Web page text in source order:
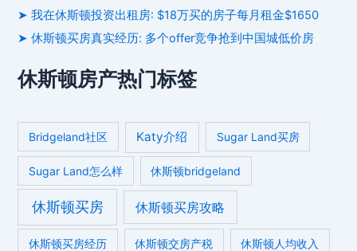
➤ 我在休斯顿投资出租房: $18万买的房子每月租金$1650
➤ 休斯顿买房真实经历: 多个offer竞争抢到中国城低价房
休斯顿房产热门标签
Bridgeland社区 Katy介绍 Sugar Land买房
Sugar Land怎么样 休斯顿bridgeland
休斯顿买房 休斯顿买房攻略
休斯顿买房经历 休斯顿交房产税 休斯顿人均收入